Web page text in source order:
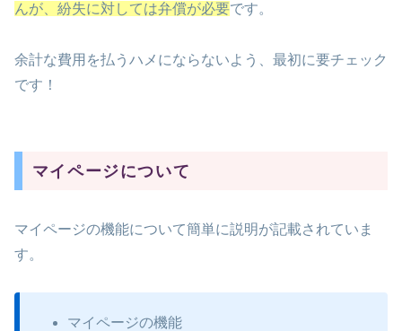
んが、紛失に対しては弁償が必要です。
余計な費用を払うハメにならないよう、最初に要チェック
です！
マイページについて
マイページの機能について簡単に説明が記載されていま
す。
マイページの機能